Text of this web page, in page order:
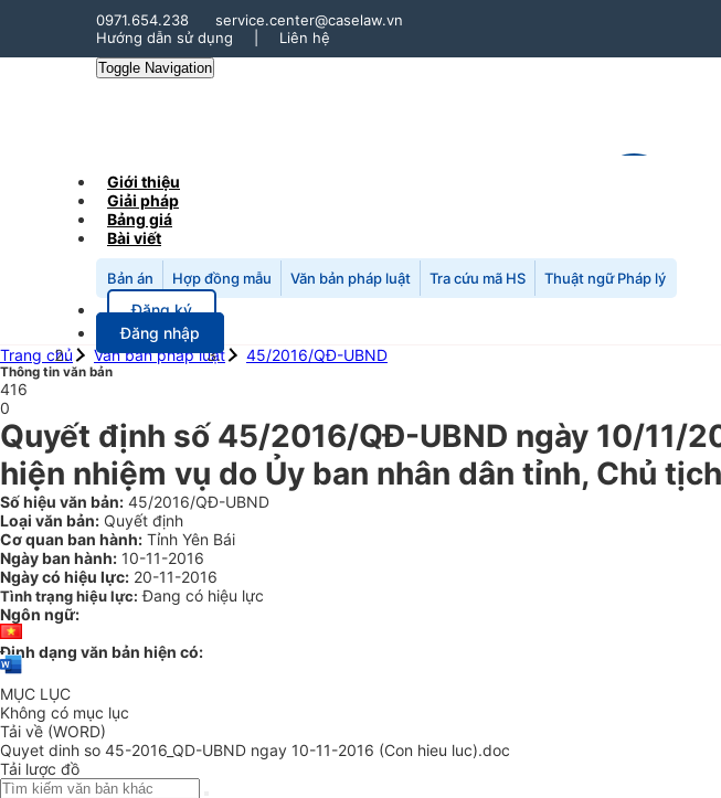
0971.654.238
service.center@caselaw.vn
Hướng dẫn sử dụng
Liên hệ
Toggle Navigation
Giới thiệu
Giải pháp
Bảng giá
Bài viết
Bản án Hợp đồng mẫu Văn bản pháp luật Tra cứu mã HS Thuật ngữ Pháp lý
Đăng ký
Đăng nhập
Trang chủ
Văn bản pháp luật 45/2016/QĐ-UBND
Thông tin văn bản
416
0
Quyết định số 45/2016/QĐ-UBND ngày 10/11/
hiện nhiệm vụ do Ủy ban nhân dân tỉnh, Chủ
Số hiệu văn bản: 45/2016/QĐ-UBND
Loại văn bản: Quyết định
Cơ quan ban hành: Tỉnh Yên Bái
Ngày ban hành: 10-11-2016
Ngày có hiệu lực: 20-11-2016
Tình trạng hiệu lực: Đang có hiệu lực
Ngôn ngữ:
Định dạng văn bản hiện có:
MỤC LỤC
Không có mục lục
Tải về (WORD)
Quyet dinh so 45-2016_QD-UBND ngay 10-11-2016 (Con hieu luc).doc
Tải lược đồ